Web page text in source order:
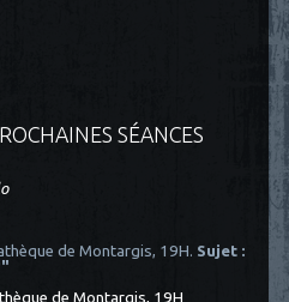
SÉANCES
de Montargis, 19H. Sujet :
de Montargis, 19H